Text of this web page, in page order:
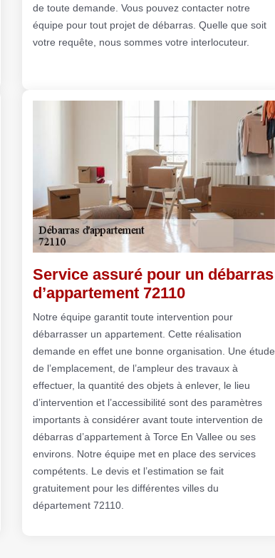
de toute demande. Vous pouvez contacter notre
équipe pour tout projet de débarras. Quelle que soit
votre requête, nous sommes votre interlocuteur.
Service assuré pour un débarras
d’appartement 72110
Notre équipe garantit toute intervention pour
débarrasser un appartement. Cette réalisation
demande en effet une bonne organisation. Une étude
de l’emplacement, de l’ampleur des travaux à
effectuer, la quantité des objets à enlever, le lieu
d’intervention et l’accessibilité sont des paramètres
importants à considérer avant toute intervention de
débarras d’appartement à Torce En Vallee ou ses
environs. Notre équipe met en place des services
compétents. Le devis et l’estimation se fait
gratuitement pour les différentes villes du
département 72110.